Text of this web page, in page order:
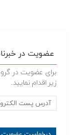
عضویت در
برای عضویت در
زیر اقدام نمایید.